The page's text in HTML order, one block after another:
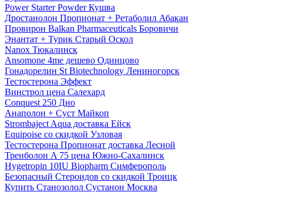
Power Starter Powder Кушва
Дростанолон Пропионат + Ретаболил Абакан
Провирон Balkan Pharmaceuticals Боровичи
Энантат + Турик Старый Оскол
Nanox Тюкалинск
Ansomone 4me дешево Одинцово
Гонадорелин St Biotechnology Лениногорск
Тестостерона Эффект
Винстрол цена Салехард
Conquest 250 Дно
Анаполон + Суст Майкоп
Strombaject Aqua доставка Ейск
Equipoise со скидкой Узловая
Тестостерона Пропионат доставка Лесной
Тренболон A 75 цена Южно-Сахалинск
Hygetropin 10IU Biopharm Симферополь
Безопасный Стероидов со скидкой Троицк
Купить Станозолол Сустанон Москва